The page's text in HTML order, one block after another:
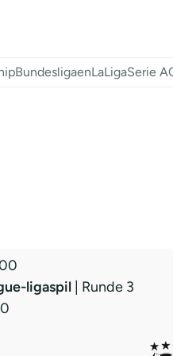
BundesligaenLaLigaSerie A
ligaspil
| Runde 3